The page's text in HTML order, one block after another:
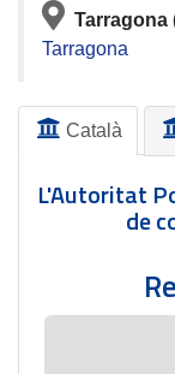
Tarragona
Tarragona
Català
L'Autoritat
de